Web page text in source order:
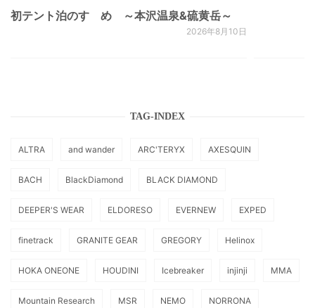
初テント泊のすゝめ ～本沢温泉&硫黄岳～
2026年8月10日
TAG-INDEX
ALTRA and wander ARC'TERYX AXESQUIN
BACH BlackDiamond BLACK DIAMOND
DEEPER'S WEAR ELDORESO EVERNEW EXPED
finetrack GRANITE GEAR GREGORY Helinox
HOKA ONEONE HOUDINI Icebreaker injinji MMA
Mountain Research MSR NEMO NORRONA